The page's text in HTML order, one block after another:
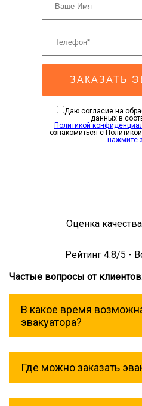
ЗАКАЗАТЬ
Даю согласие на
данных в
Политикой
ознакомиться с
нажмите
Оценка
Рейтинг 4.8/5 -
Частые вопросы от
В какое время
эвакуатора?
звоните в любое
Где можно заказать